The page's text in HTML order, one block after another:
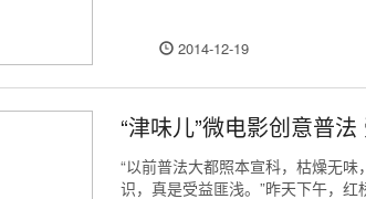
2014-12-19
“津味儿”微电影创意普
“以前普法大都照本宣科，枯燥无
识，真是受益匪浅。”昨天下午，